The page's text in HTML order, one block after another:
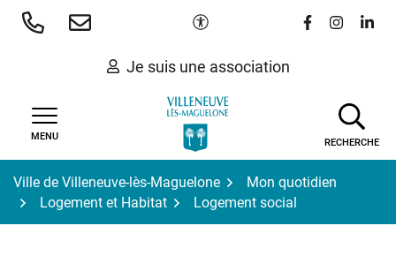
Aller
Paramètres d'accessibilité
Lien vers le
Lien vers
Lien
Je suis une association
MENU
RECHERCHE
Ville de Villeneuve-lès-Maguelone
Mon quotidien
Logement et Habitat
Logement social